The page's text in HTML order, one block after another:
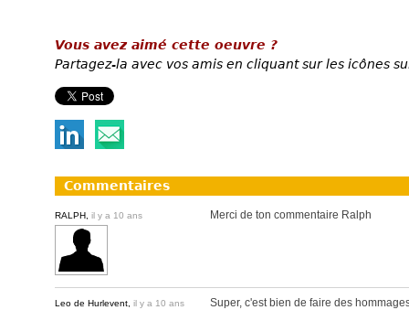
Vous avez aimé cette oeuvre ?
Partagez-la avec vos amis en cliquant sur les icônes
Commentaires
RALPH, il y a 10 ans Merci de ton commentaire Ralph
Leo de Hurlevent, il y a 10 ans
Super, c'est bien de faire des